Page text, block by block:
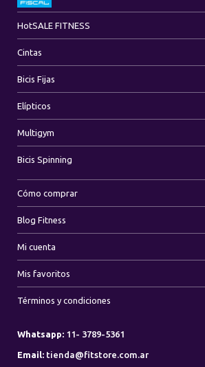
HotSALE FITNESS
Cintas
Bicis Fijas
Elípticos
Multigym
Bicis Spinning
Cómo comprar
Blog Fitness
Mi cuenta
Mis favoritos
Términos y condiciones
Whatsapp: 11- 3789-5361
Email: tienda@fitstore.com.ar